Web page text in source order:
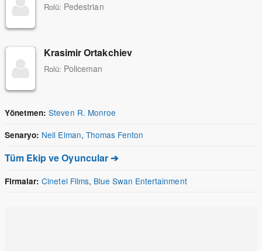
Rolü: Pedestrian
Krasimir Ortakchiev
Rolü: Policeman
Yönetmen: Steven R. Monroe
Senaryo: Neil Elman, Thomas Fenton
Tüm Ekip ve Oyuncular ➔
Firmalar: Cinetel Films, Blue Swan Entertainment